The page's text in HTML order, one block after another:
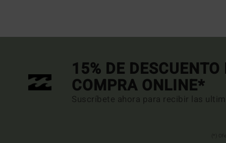
15% DE
COMPRA ONLINE*
Suscríbete ahora para recibir las